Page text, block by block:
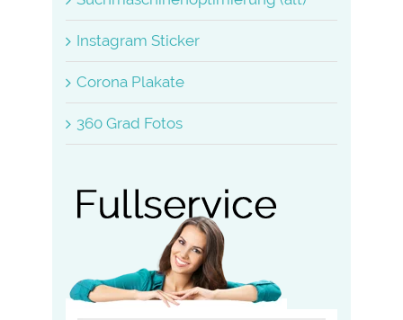
Instagram Sticker
Corona Plakate
360 Grad Fotos